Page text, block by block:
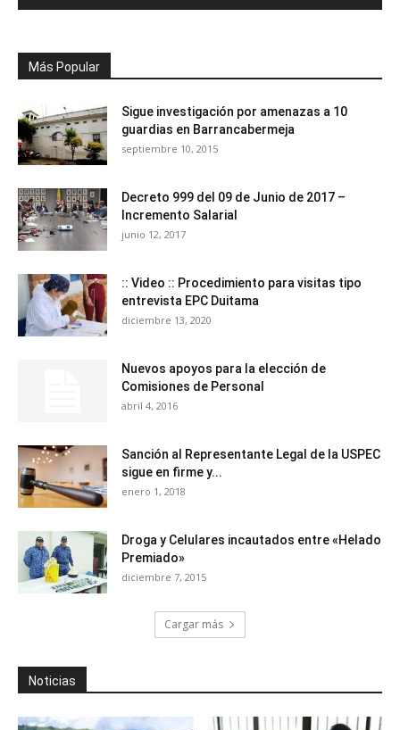
Más Popular
Sigue investigación por amenazas a 10
guardias en Barrancabermeja
septiembre 10, 2015
Decreto 999 del 09 de Junio de 2017 –
Incremento Salarial
junio 12, 2017
:: Video :: Procedimiento para visitas tipo
entrevista EPC Duitama
diciembre 13, 2020
Nuevos apoyos para la elección de
Comisiones de Personal
abril 4, 2016
Sanción al Representante Legal de la USPEC
sigue en firme y...
enero 1, 2018
Droga y Celulares incautados entre «Helado
Premiado»
diciembre 7, 2015
Cargar más
Noticias